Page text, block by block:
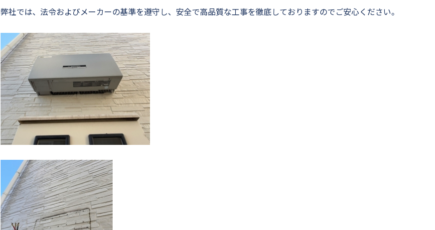
弊社では、法令およびメーカーの基準を遵守し、安全で高品質な工事を徹底しておりますのでご安心ください。